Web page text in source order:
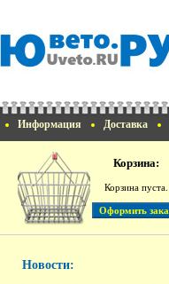
Информация Доставка
Корзина:
Корзина пуста.
Новости: